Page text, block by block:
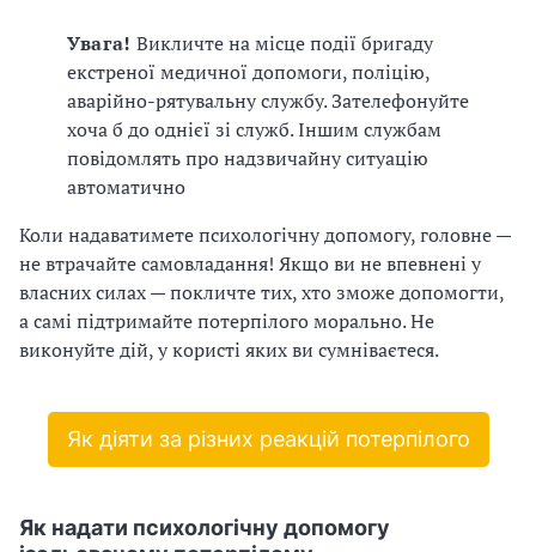
Увага! Викличте на місце події бригаду
екстреної медичної допомоги, поліцію,
аварійно-рятувальну службу. Зателефонуйте
хоча б до однієї зі служб. Іншим службам
повідомлять про надзвичайну ситуацію
автоматично
Коли надаватимете психологічну допомогу, головне —
не втрачайте самовладання! Якщо ви не впевнені у
власних силах — покличте тих, хто зможе допомогти,
а самі підтримайте потерпілого морально. Не
виконуйте дій, у користі яких ви сумніваєтеся.
Як діяти за різних реакцій потерпілого
Як надати психологічну допомогу